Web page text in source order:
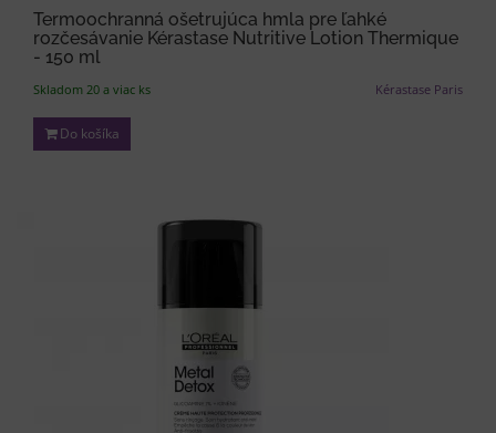
Termoochranná ošetrujúca hmla pre ľahké
rozčesávanie Kérastase Nutritive Lotion Thermique
- 150 ml
Kérastase Paris
Skladom 20 a viac ks
Do košíka